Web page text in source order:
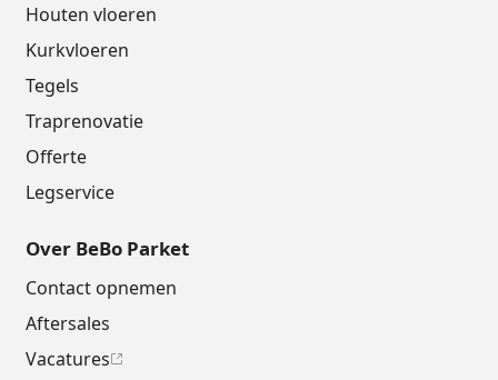
Houten vloeren
Kurkvloeren
Tegels
Traprenovatie
Offerte
Legservice
Over BeBo Parket
Contact opnemen
Aftersales
Vacatures